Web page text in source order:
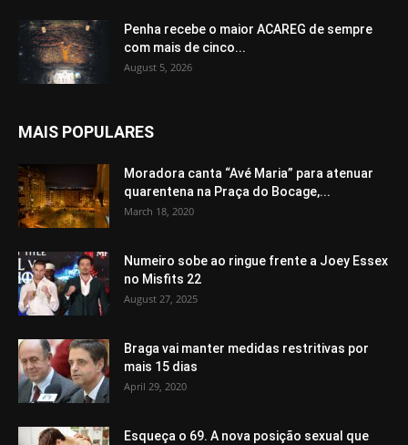
Penha recebe o maior ACAREG de sempre
com mais de cinco...
August 5, 2026
MAIS POPULARES
Moradora canta “Avé Maria” para atenuar
quarentena na Praça do Bocage,...
March 18, 2020
Numeiro sobe ao ringue frente a Joey Essex
no Misfits 22
August 27, 2025
Braga vai manter medidas restritivas por
mais 15 dias
April 29, 2020
Esqueça o 69. A nova posição sexual que